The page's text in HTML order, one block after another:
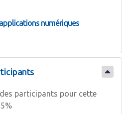
numériques
participants pour cette